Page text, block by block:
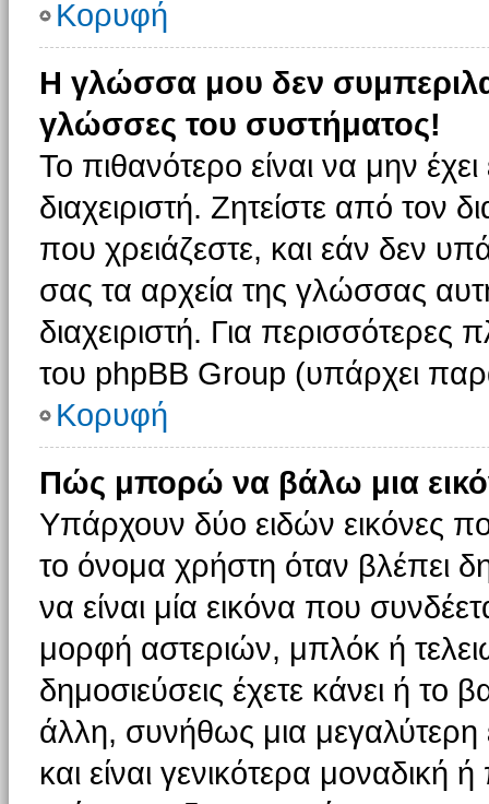
Κορυφή
Η γλώσσα μου δεν
γλώσσες του συστήματος!
Το πιθανότερο είναι να μην
διαχειριστή. Ζητείστε από τον
που χρειάζεστε, και εάν δεν
σας τα αρχεία της γλώσσας
διαχειριστή. Για περισσότερες
του phpBB Group (υπάρχει
Κορυφή
Πώς μπορώ να βάλω μια
Υπάρχουν δύο ειδών εικόνες
το όνομα χρήστη όταν βλέπει
να είναι μία εικόνα που
μορφή αστεριών, μπλόκ ή
δημοσιεύσεις έχετε κάνει ή
άλλη, συνήθως μια
και είναι γενικότερα